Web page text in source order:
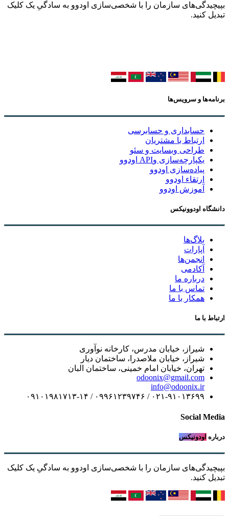
بپیچیدگی‌های سازمان را با شخصی‌سازی اودوو به سادگیِ یک کلیک
تبدیل کنید.
برنامه‌ها و سرویس‌ها
حسابداری و حسابرسی
ارتباط با مشتریان
طراحی وبسایت و سئو
یکپارچه‌سازی وAPI اودوو
پیاده‌سازی اودوو
ارتقاء اودوو
آموزش اودوو
دانشگاه اودوونیکس
بلاگ‌ها
آپارات
انجمن‌ها
آکادمی
درباره ما
تماس با ما
همکار با ما
ارتباط با ما
شیراز، خیابان مدرس، کارخانه نوآوری
شیراز، خیابان ملاصدرا، ساختمان دیار
تهران، خیابان امام خمینی، ساختمان البان
odoonix@gmail.com
info@odoonix.ir
۰۲۱-۹۱۰۱۳۶۹۹ / ۰۹۹۶۱۲۳۹۷۴۶ / ۰۹۱۰۱۹۸۱۷۱۳-۱۴
Social Media
درباره اودونیکس
بپیچیدگی‌های سازمان را با شخصی‌سازی اودوو به سادگیِ یک کلیک
تبدیل کنید.